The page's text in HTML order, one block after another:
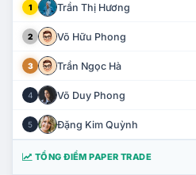
1 Trần Thị Hương
2 Võ Hữu Phong
3 Trần Ngọc Hà
4 Võ Duy Phong
5 Đặng Kim Quỳnh
TỔNG ĐIỂM PAPER TRADE